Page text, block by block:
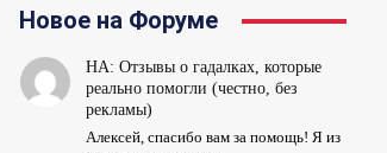
Новое на Форуме
НА: Отзывы о гадалках, которые
реально помогли (честно, без
рекламы)
Алексей, спасибо вам за помощь! Я из